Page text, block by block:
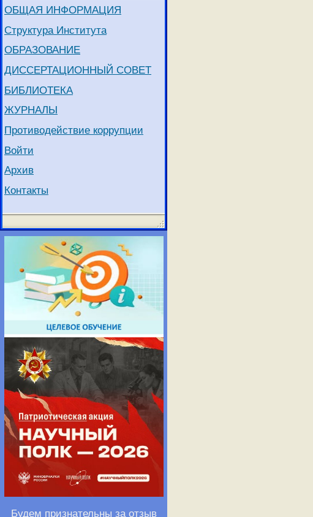
ОБЩАЯ ИНФОРМАЦИЯ
Структура Института
ОБРАЗОВАНИЕ
ДИССЕРТАЦИОННЫЙ СОВЕТ
БИБЛИОТЕКА
ЖУРНАЛЫ
Противодействие коррупции
Войти
Архив
Контакты
Будем признательны за отзыв